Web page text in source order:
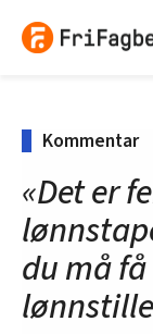
Kommentar
«Det er
du må